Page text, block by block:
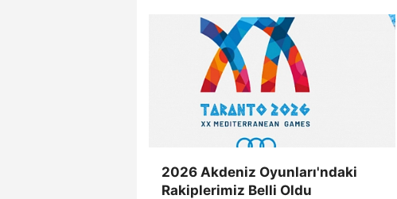
2026 Akdeniz Oyunları'ndaki
Rakiplerimiz Belli Oldu